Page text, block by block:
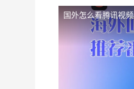
国外怎么看腾讯视